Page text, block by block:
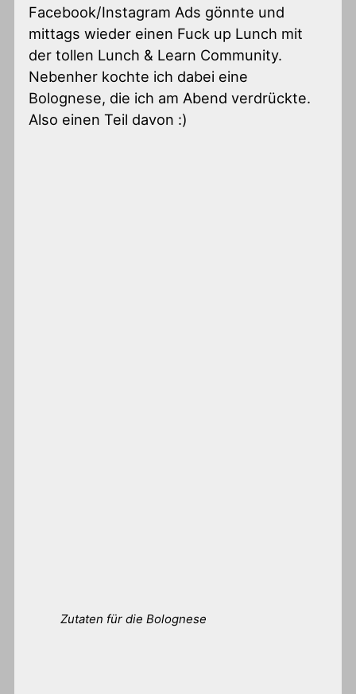
Facebook/Instagram Ads gönnte und
mittags wieder einen Fuck up Lunch mit
der tollen Lunch & Learn Community.
Nebenher kochte ich dabei eine
Bolognese, die ich am Abend verdrückte.
Also einen Teil davon :)
Zutaten für die Bolognese